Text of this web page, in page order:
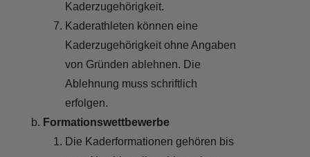
Kaderzugehörigkeit.
Kaderathleten können eine
Kaderzugehörigkeit ohne Angaben
von Gründen ablehnen. Die
Ablehnung muss schriftlich
erfolgen.
Formationswettbewerbe
Die Kaderformationen gehören bis